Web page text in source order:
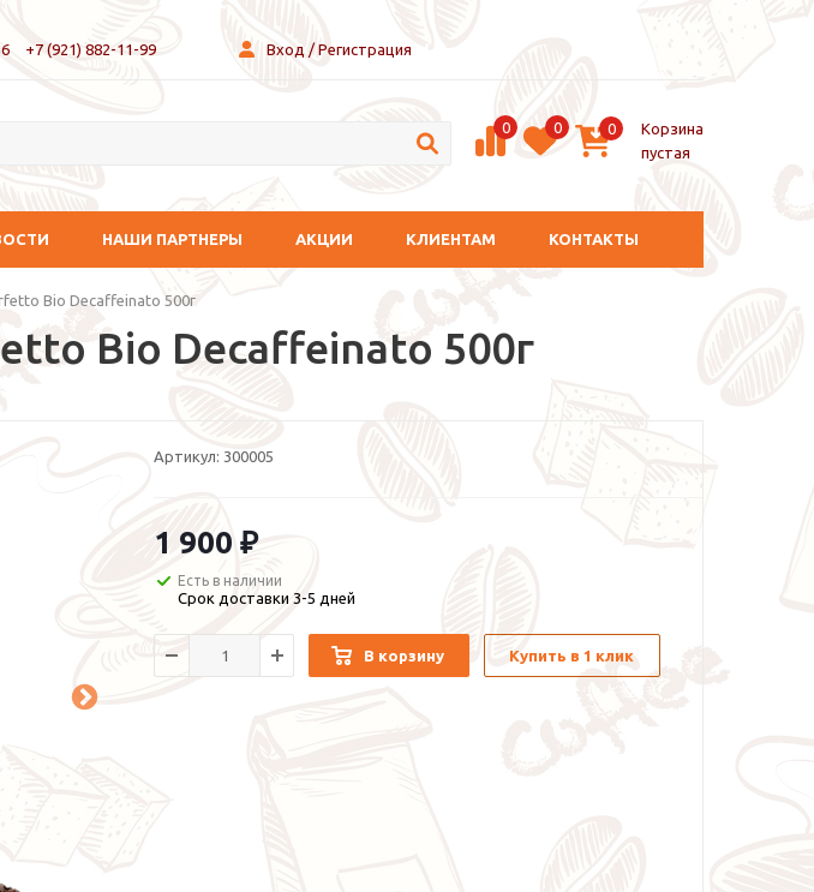
+7 (921) 882-11-99 Вход / Регистрация
0 0 0
Корзина
пустая
НАШИ ПАРТНЕРЫ АКЦИИ КЛИЕНТАМ КОНТАКТЫ
Bio Decaffeinato 500г
Bio Decaffeinato 500г
Артикул: 300005
1 900 ₽
Есть в наличии
Срок доставки 3-5 дней
В корзину Купить в 1 клик